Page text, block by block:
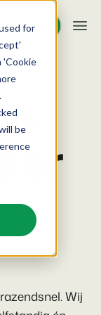
for
'Cookie
.
be
toekomst.
er
Wij